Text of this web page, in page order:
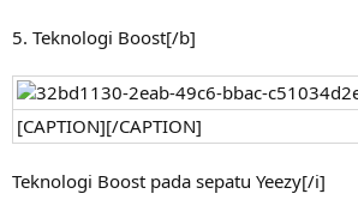
5. Teknologi Boost[/b]
[CAPTION][/CAPTION]
Teknologi Boost pada sepatu Yeezy[/i]